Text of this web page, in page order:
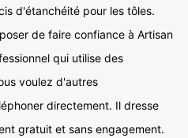
d'étanchéité pour les tôles.
de faire confiance à Artisan
qui utilise des
voulez d'autres
directement. Il dresse
gratuit et sans engagement.